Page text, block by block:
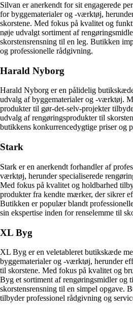
Silvan er anerkendt for sit engagerede
for byggematerialer og -værktøj,
skorstene. Med fokus på kvalitet og
nøje udvalgt sortiment af
skorstensrensning til en leg. Butikken
og professionelle rådgivning.
Harald Nyborg
Harald Nyborg er en pålidelig
udvalg af byggematerialer og -værktøj.
produkter til gør-det-selv-projekter
udvalg af rengøringsprodukter til
butikkens konkurrencedygtige priser og
Stark
Stark er en anerkendt forhandler af
værktøj, herunder specialiserede
Med fokus på kvalitet og holdbarhed
produkter fra kendte mærker, der sikrer
Butikken er populær blandt
sin ekspertise inden for renselemme til
XL Byg
XL Byg er en veletableret butikskæde
byggematerialer og -værktøj, herunder
til skorstene. Med fokus på kvalitet og
Byg et sortiment af rengøringsmidler og
skorstensrensning til en simpel opgave.
tilbyder professionel rådgivning og